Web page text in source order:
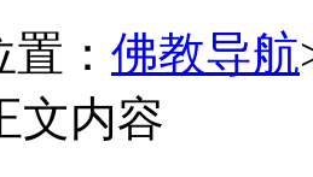
： 佛教导航
文内容